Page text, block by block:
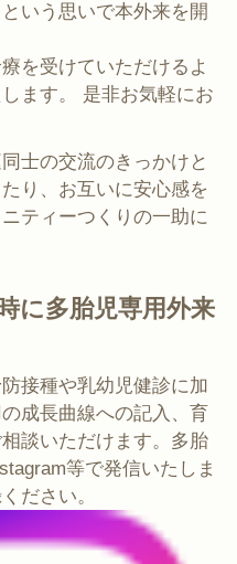
いう思いで本外来を開
を受けていただけるよ
ます。 是非お気軽にお
士の交流のきっかけと
り、お互いに安心感を
ティーつくりの一助に
に多胎児専用外来
接種や乳幼児健診に加
成長曲線への記入、育
談いただけます。多胎
等で発信いたしま
ださい。